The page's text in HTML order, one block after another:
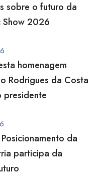
sobre o futuro da
Show 2026
homenagem
Rodrigues da Costa
presidente
da
participa da